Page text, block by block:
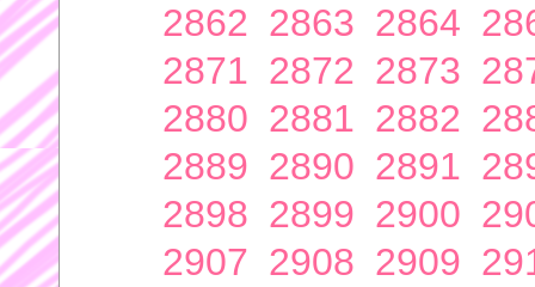
2862 2863 2864
2871 2872 2873
2880 2881 2882
2889 2890 2891
2898 2899 2900
2907 2908 2909